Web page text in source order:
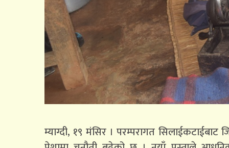
म्याग्दी, १९ मंसिर । परम्परागत